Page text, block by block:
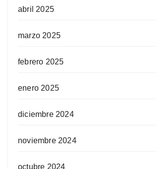
abril 2025
marzo 2025
febrero 2025
enero 2025
diciembre 2024
noviembre 2024
octubre 2024